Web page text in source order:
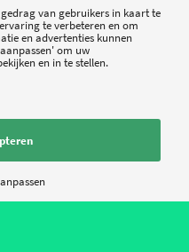
Naam*
van gebruikers in kaart te
te verbeteren en om
en advertenties kunnen
om uw
en in te stellen.